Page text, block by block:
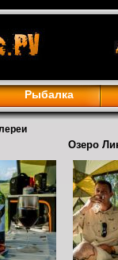
Рыбалка
Озеро